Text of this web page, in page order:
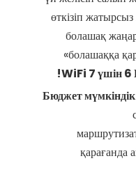
өткізіп
болашақ
«болашаққа
WiFi 7 үшін 6
Бюджет мүмкіндік
қарағанда